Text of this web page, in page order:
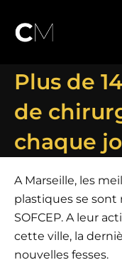
contenu
Plus de
de
chaque
A Marseille, les
plastiques se sont
SOFCEP. A leur
cette ville, la
nouvelles fesses.